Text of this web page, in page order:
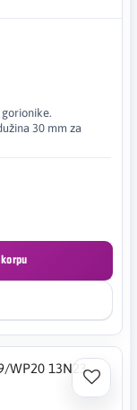
gorionike.
30 mm za